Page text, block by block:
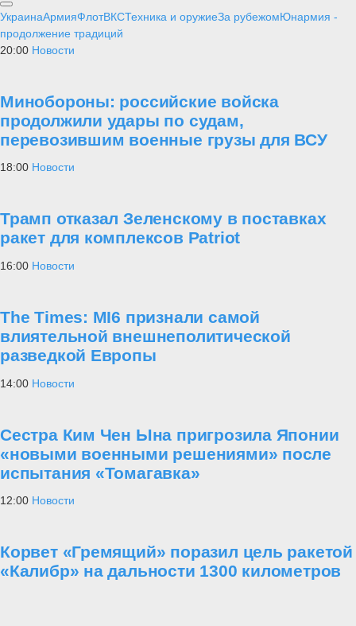
УкраинаАрмияФлотВКСТехника и оружиеЗа рубежомЮнармия -
продолжение традиций
20:00 Новости
Минобороны: российские войска
продолжили удары по судам,
перевозившим военные грузы для ВСУ
18:00 Новости
Трамп отказал Зеленскому в поставках
ракет для комплексов Patriot
16:00 Новости
The Times: MI6 признали самой
влиятельной внешнеполитической
разведкой Европы
14:00 Новости
Сестра Ким Чен Ына пригрозила Японии
«новыми военными решениями» после
испытания «Томагавка»
12:00 Новости
Корвет «Гремящий» поразил цель ракетой
«Калибр» на дальности 1300 километров